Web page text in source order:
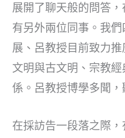
展開了聊天般的問答
有另外兩位同事。我
展、呂教授目前致力
文明與古文明、宗教
係。呂教授博學多聞，
在採訪告一段落之際